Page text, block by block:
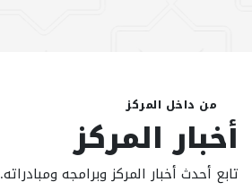
من داخل المركز
أخبار المركز
تابع أحدث أخبار المركز وبرامجه ومبادراته.